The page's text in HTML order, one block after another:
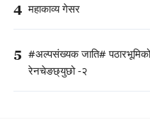
4 महाकाव्य गेसर
5 #अल्पसंख्यक जाति# पठारभूमिको
रेनचेङछ्युछो -२